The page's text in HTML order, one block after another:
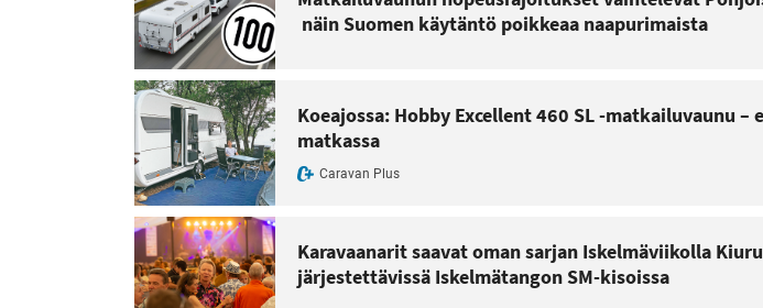
näin Suomen käytäntö poikkeaa naapurimaista
Koeajossa: Hobby Excellent 460 SL -matkailuvaunu
matkassa
Caravan Plus
Karavaanarit saavat oman sarjan Iskelmäviikolla
järjestettävissä Iskelmätangon SM-kisoissa